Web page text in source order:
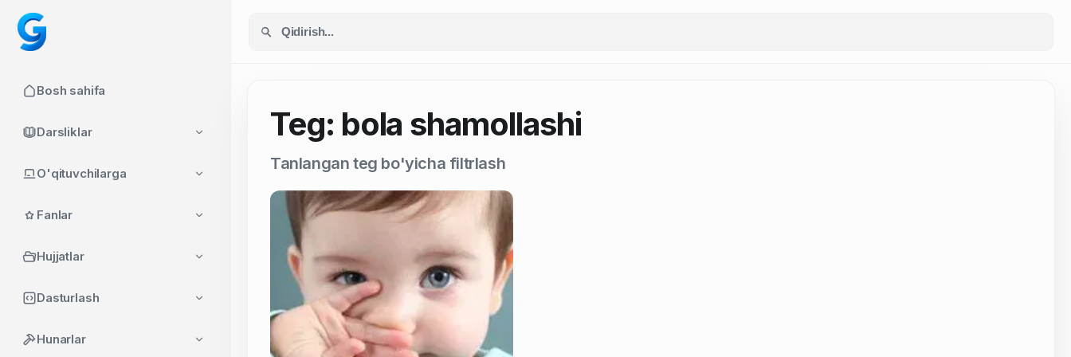
Bosh sahifa
Darsliklar
O'qituvchilarga
Fanlar
Hujjatlar
Dasturlash
Hunarlar
Teg: bola shamollashi
Tanlangan teg bo'yicha filtrlash